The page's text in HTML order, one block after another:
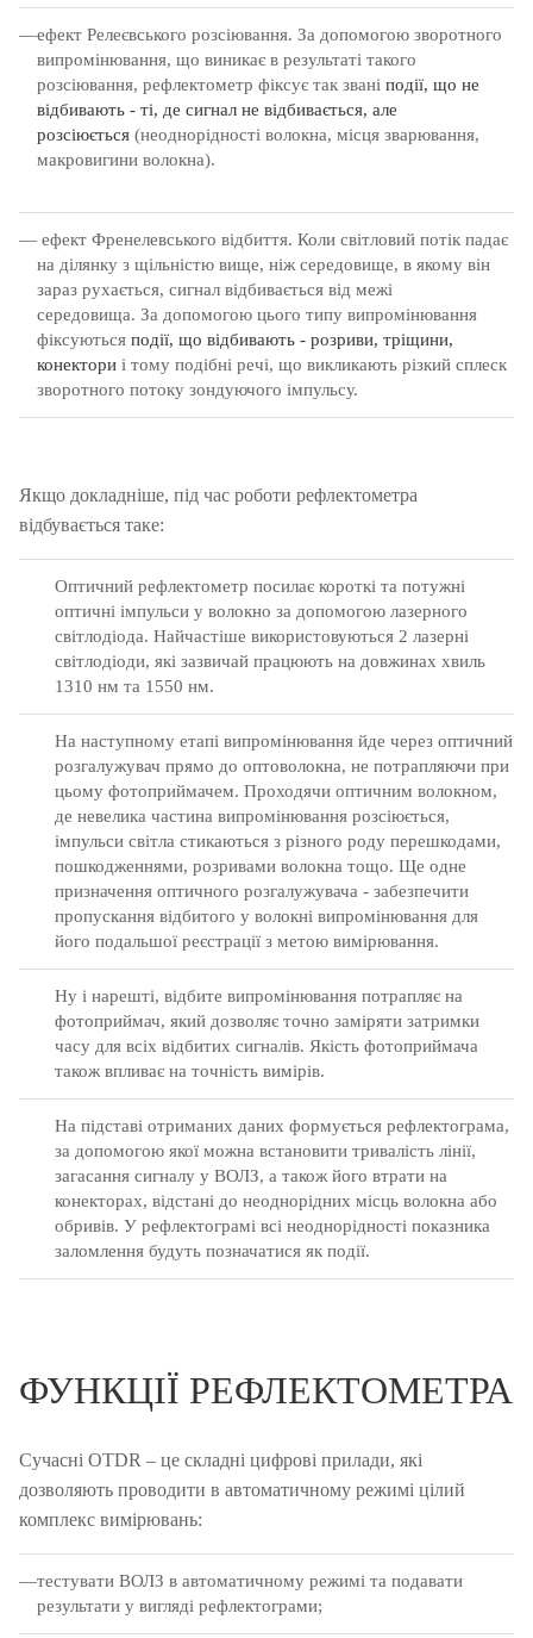
ефект Релеєвського розсіювання. За допомогою зворотного
випромінювання, що виникає в результаті такого
розсіювання, рефлектометр фіксує так звані події, що не
відбивають - ті, де сигнал не відбивається, але
розсіюється (неоднорідності волокна, місця зварювання,
макровигини волокна).
ефект Френелевського відбиття. Коли світловий потік падає
на ділянку з щільністю вище, ніж середовище, в якому він
зараз рухається, сигнал відбивається від межі
середовища. За допомогою цього типу випромінювання
фіксуються події, що відбивають - розриви, тріщини,
конектори і тому подібні речі, що викликають різкий сплеск
зворотного потоку зондуючого імпульсу.
Якщо докладніше, під час роботи рефлектометра
відбувається таке:
Оптичний рефлектометр посилає короткі та потужні
оптичні імпульси у волокно за допомогою лазерного
світлодіода. Найчастіше використовуються 2 лазерні
світлодіоди, які зазвичай працюють на довжинах хвиль
1310 нм та 1550 нм.
На наступному етапі випромінювання йде через оптичний
розгалужувач прямо до оптоволокна, не потрапляючи при
цьому фотоприймачем. Проходячи оптичним волокном,
де невелика частина випромінювання розсіюється,
імпульси світла стикаються з різного роду перешкодами,
пошкодженнями, розривами волокна тощо. Ще одне
призначення оптичного розгалужувача - забезпечити
пропускання відбитого у волокні випромінювання для
його подальшої реєстрації з метою вимірювання.
Ну і нарешті, відбите випромінювання потрапляє на
фотоприймач, який дозволяє точно заміряти затримки
часу для всіх відбитих сигналів. Якість фотоприймача
також впливає на точність вимірів.
На підставі отриманих даних формується рефлектограма,
за допомогою якої можна встановити тривалість лінії,
загасання сигналу у ВОЛЗ, а також його втрати на
конекторах, відстані до неоднорідних місць волокна або
обривів. У рефлектограмі всі неоднорідності показника
заломлення будуть позначатися як події.
ФУНКЦІЇ РЕФЛЕКТОМЕТРА
Сучасні OTDR – це складні цифрові прилади, які
дозволяють проводити в автоматичному режимі цілий
комплекс вимірювань:
тестувати ВОЛЗ в автоматичному режимі та подавати
результати у вигляді рефлектограми;